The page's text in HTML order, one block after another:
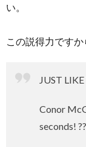
い。
この説得力ですか
JUST
Conor
seconds! ??